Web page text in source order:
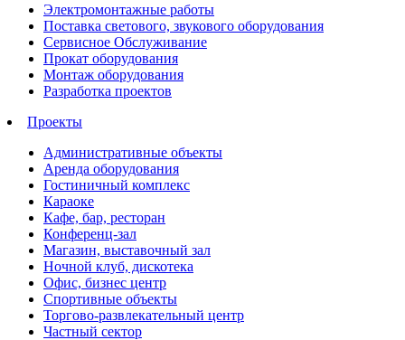
Электромонтажные работы
Поставка светового, звукового оборудования
Сервисное Обслуживание
Прокат оборудования
Монтаж оборудования
Разработка проектов
Проекты
Административные объекты
Аренда оборудования
Гостиничный комплекс
Караоке
Кафе, бар, ресторан
Конференц-зал
Магазин, выставочный зал
Ночной клуб, дискотека
Офис, бизнес центр
Спортивные объекты
Торгово-развлекательный центр
Частный сектор